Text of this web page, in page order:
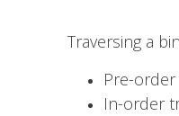
Traversing a
Pre-
In-order